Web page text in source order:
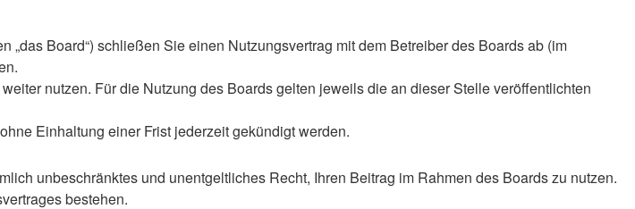
„das Board“) schließen Sie einen Nutzungsvertrag mit dem Betreiber des Boards ab (im
nutzen. Für die Nutzung des Boards gelten jeweils die an dieser Stelle veröffentlichten
Einhaltung einer Frist jederzeit gekündigt werden.
unbeschränktes und unentgeltliches Recht, Ihren Beitrag im Rahmen des Boards zu nutzen.
bestehen.